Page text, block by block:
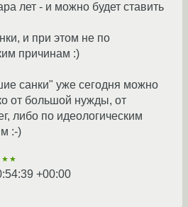
лет - и можно будет ставить
и при этом не по
причинам :)
санки" уже сегодня можно
от большой нужды, от
либо по идеологическим
:-)
+00:00